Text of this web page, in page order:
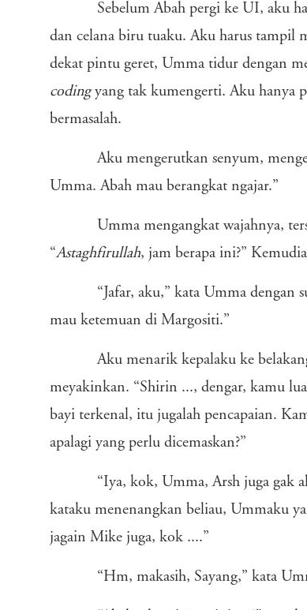
Sebelum Abah pergi ke UI, aku
dan celana biru tuaku. Aku harus tampil
dekat pintu geret, Umma tidur dengan
codingyang tak kumengerti. Aku hanya
bermasalah.
Aku mengerutkan senyum,
Umma. Abah mau berangkat ngajar.”
Umma mengangkat wajahnya,
“Astaghfirullah, jam berapa ini?”
“Jafar, aku,” kata Umma dengan
mau ketemuan di Margositi.”
Aku menarik kepalaku ke
meyakinkan. “Shirin ..., dengar, kamu
bayi terkenal, itu jugalah pencapaian.
apalagi yang perlu dicemaskan?”
“Iya, kok, Umma, Arsh juga gak
kataku menenangkan beliau, Ummaku
jagain Mike juga, kok ....”
“Hm, makasih, Sayang,” kata